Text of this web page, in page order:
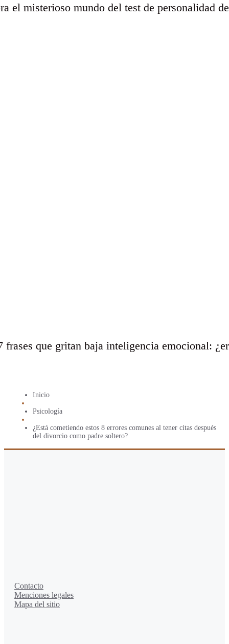
el misterioso mundo del test de personalidad
frases que gritan baja inteligencia emocional:
Inicio
Psicología
¿Está cometiendo estos 8 errores comunes al tener citas después
del divorcio como padre soltero?
Contacto
Menciones legales
Mapa del sitio